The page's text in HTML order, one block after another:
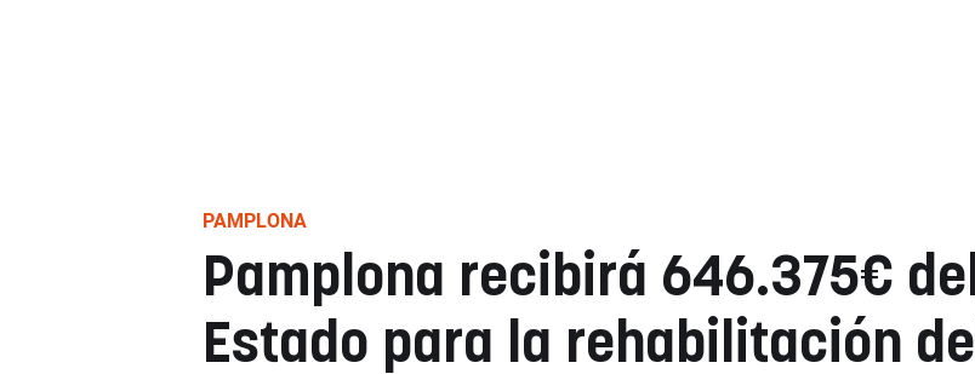
PAMPLONA
Pamplona recibirá 646.375€ del
Estado para la rehabilitación del